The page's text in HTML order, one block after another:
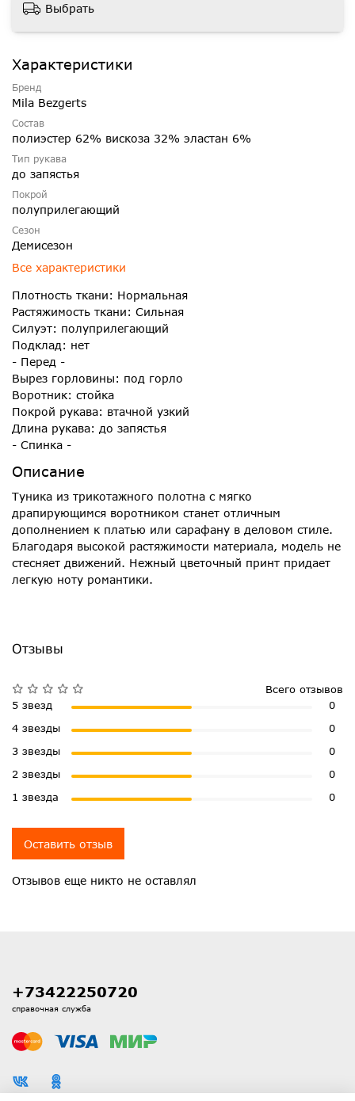
Выбрать
Характеристики
Бренд
Mila Bezgerts
Состав
полиэстер 62% вискоза 32% эластан 6%
Тип рукава
до запястья
Покрой
полуприлегающий
Сезон
Демисезон
Все характеристики
Плотность ткани: Нормальная
Растяжимость ткани: Сильная
Силуэт: полуприлегающий
Подклад: нет
- Перед -
Вырез горловины: под горло
Воротник: стойка
Покрой рукава: втачной узкий
Длина рукава: до запястья
- Спинка -
Описание
Туника из трикотажного полотна с мягко
драпирующимся воротником станет отличным
дополнением к платью или сарафану в деловом стиле.
Благодаря высокой растяжимости материала, модель не
стесняет движений. Нежный цветочный принт придает
легкую ноту романтики.
Отзывы
Отзывов еще никто не оставлял
Всего отзывов
5 звезд
0
4 звезды
0
3 звезды
0
2 звезды
0
1 звезда
0
Оставить отзыв
+73422250720
справочная служба